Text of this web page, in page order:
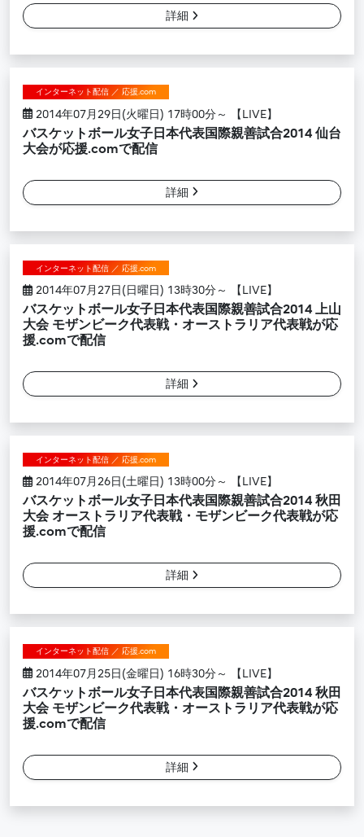
詳細
インターネット配信 ／ 応援.com
2014年07月29日(火曜日) 17時00分～ 【LIVE】
バスケットボール女子日本代表国際親善試合2014 仙台
大会が応援.comで配信
詳細
インターネット配信 ／ 応援.com
2014年07月27日(日曜日) 13時30分～ 【LIVE】
バスケットボール女子日本代表国際親善試合2014 上山
大会 モザンビーク代表戦・オーストラリア代表戦が応
援.comで配信
詳細
インターネット配信 ／ 応援.com
2014年07月26日(土曜日) 13時00分～ 【LIVE】
バスケットボール女子日本代表国際親善試合2014 秋田
大会 オーストラリア代表戦・モザンビーク代表戦が応
援.comで配信
詳細
インターネット配信 ／ 応援.com
2014年07月25日(金曜日) 16時30分～ 【LIVE】
バスケットボール女子日本代表国際親善試合2014 秋田
大会 モザンビーク代表戦・オーストラリア代表戦が応
援.comで配信
詳細